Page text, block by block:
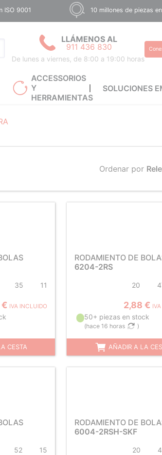
ISO 9001 10 millones de piezas
LLÁMENOS AL
911 436 830
De lunes a viernes, de 8:00 a 19:00 horas
ACCESSORIOS
Y
HERRAMIENTAS
SOLUCIONES
Ordenar por
35 11
€ IVA INCLUIDO
CESTA
RODAMIENTO DE
6204-2RS
20
2,88 €
50+ piezas en stock
(hace 16 horas )
AÑADIR A LA
52 15
RODAMIENTO DE
6004-2RSH-SKF
20